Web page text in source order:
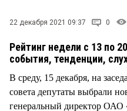
СТИЛЬ ЖИЗНИ
22 декабря 2021 09:37 0
Рейтинг недели с 13 по
события, тенденции,
В среду, 15 декабря, на
совета депутаты выбрали
генеральный директор ОАО